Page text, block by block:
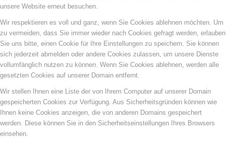
unsere Website erneut besuchen.
Wir respektieren es voll und ganz, wenn Sie Cookies ablehnen möchten. Um
zu vermeiden, dass Sie immer wieder nach Cookies gefragt werden, erlauben
Sie uns bitte, einen Cookie für Ihre Einstellungen zu speichern. Sie können
sich jederzeit abmelden oder andere Cookies zulassen, um unsere Dienste
vollumfänglich nutzen zu können. Wenn Sie Cookies ablehnen, werden alle
gesetzten Cookies auf unserer Domain entfernt.
Wir stellen Ihnen eine Liste der von Ihrem Computer auf unserer Domain
gespeicherten Cookies zur Verfügung. Aus Sicherheitsgründen können wie
Ihnen keine Cookies anzeigen, die von anderen Domains gespeichert
werden. Diese können Sie in den Sicherheitseinstellungen Ihres Browsers
einsehen.